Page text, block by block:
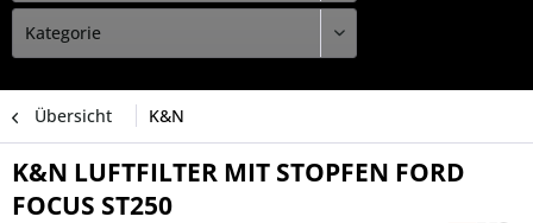
Übersicht K&N
K&N LUFTFILTER MIT STOPFEN FORD
FOCUS ST250